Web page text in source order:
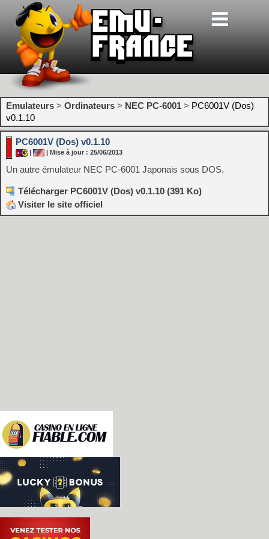
Emulateurs > Ordinateurs > NEC PC-6001 > PC6001V (Dos)
v0.1.10
PC6001V (Dos) v0.1.10
| | Mise à jour : 25/06/2013
Un autre émulateur NEC PC-6001 Japonais sous DOS.
Télécharger PC6001V (Dos) v0.1.10 (391 Ko)
Visiter le site officiel